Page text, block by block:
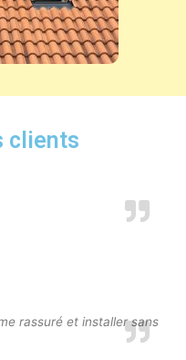
clients
rassuré et installer sans